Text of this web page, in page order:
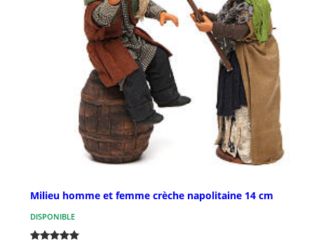
Milieu homme et femme crèche napolitaine 14 cm
DISPONIBLE